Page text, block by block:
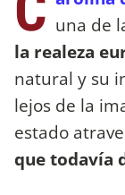
una de
la realeza
natural y su
lejos de la
estado
que todavía